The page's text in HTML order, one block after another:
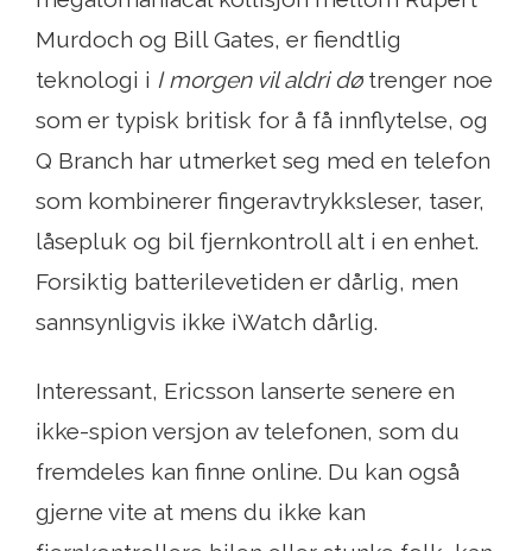
Murdoch og Bill Gates, er fiendtlig
teknologi i I morgen vil aldri døtrenger noe
som er typisk britisk for å få innflytelse, og
Q Branch har utmerket seg med en telefon
som kombinerer fingeravtrykksleser, taser,
låsepluk og bil fjernkontroll alt i en enhet.
Forsiktig batterilevetiden er dårlig, men
sannsynligvis ikke iWatch dårlig.
Interessant, Ericsson lanserte senere en
ikke-spion versjon av telefonen, som du
fremdeles kan finne online. Du kan også
gjerne vite at mens du ikke kan